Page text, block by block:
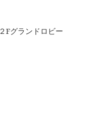
Fグランドロビー